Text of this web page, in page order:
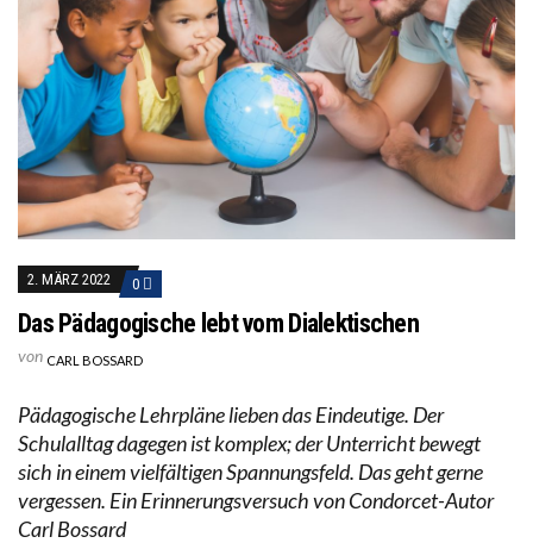
2. MÄRZ 2022 0
Das Pädagogische lebt vom Dialektischen
von CARL BOSSARD
Pädagogische Lehrpläne lieben das Eindeutige. Der
Schulalltag dagegen ist komplex; der Unterricht bewegt
sich in einem vielfältigen Spannungsfeld. Das geht gerne
vergessen. Ein Erinnerungsversuch von Condorcet-Autor
Carl Bossard